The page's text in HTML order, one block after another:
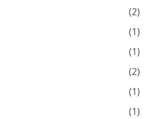
(2)
(1)
(1)
(2)
(1)
(1)